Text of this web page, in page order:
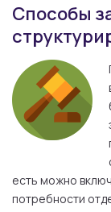
Способы
есть можно
потребности